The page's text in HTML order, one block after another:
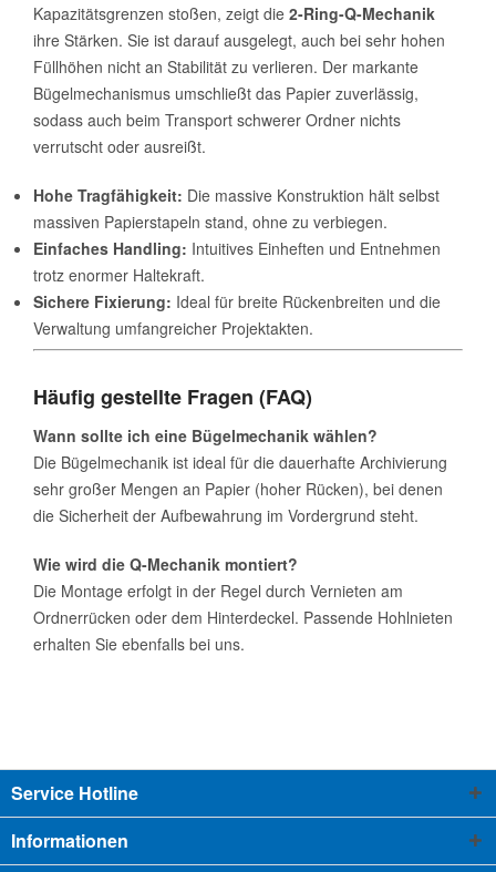
Kapazitätsgrenzen stoßen, zeigt die 2-Ring-Q-Mechanik
ihre Stärken. Sie ist darauf ausgelegt, auch bei sehr hohen
Füllhöhen nicht an Stabilität zu verlieren. Der markante
Bügelmechanismus umschließt das Papier zuverlässig,
sodass auch beim Transport schwerer Ordner nichts
verrutscht oder ausreißt.
Hohe Tragfähigkeit: Die massive Konstruktion hält selbst
massiven Papierstapeln stand, ohne zu verbiegen.
Einfaches Handling: Intuitives Einheften und Entnehmen
trotz enormer Haltekraft.
Sichere Fixierung: Ideal für breite Rückenbreiten und die
Verwaltung umfangreicher Projektakten.
Häufig gestellte Fragen (FAQ)
Wann sollte ich eine Bügelmechanik wählen?
Die Bügelmechanik ist ideal für die dauerhafte Archivierung
sehr großer Mengen an Papier (hoher Rücken), bei denen
die Sicherheit der Aufbewahrung im Vordergrund steht.
Wie wird die Q-Mechanik montiert?
Die Montage erfolgt in der Regel durch Vernieten am
Ordnerrücken oder dem Hinterdeckel. Passende Hohlnieten
erhalten Sie ebenfalls bei uns.
Service Hotline
Informationen